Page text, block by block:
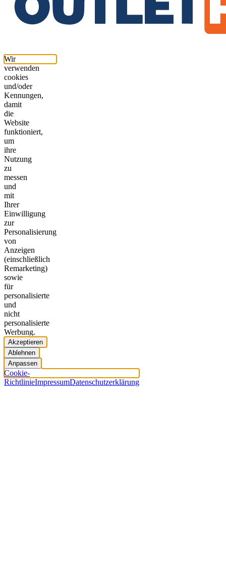
Wir
verwenden
cookies
und/oder
Kennungen,
damit
die
Website
funktioniert,
um
ihre
Nutzung
zu
messen
und
mit
Ihrer
Einwilligung
zur
Personalisierung
von
Anzeigen
(einschließlich
Remarketing)
sowie
für
personalisierte
und
nicht
personalisierte
Werbung.
Akzeptieren
Ablehnen
Anpassen
Cookie-
RichtlinieImpressumDatenschutzerklärung